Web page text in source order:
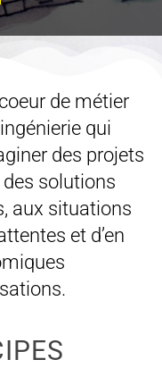
de métier
qui
des projets
solutions
aux situations
et d’en